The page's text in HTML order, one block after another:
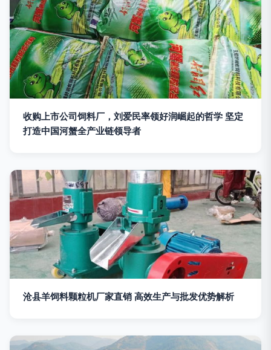
收购上市公司饲料厂，刘爱民率领好润崛起的哲学 坚定
打造中国河蟹全产业链领导者
沧县羊饲料颗粒机厂家直销 高效生产与批发优势解析